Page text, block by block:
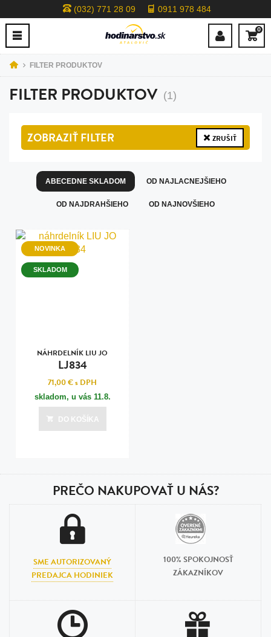
(032) 771 28 09 0911 978 484
0
FILTER PRODUKTOV
FILTER PRODUKTOV (1)
ZOBRAZIŤFILTER ZRUŠIŤ
ABECEDNE SKLADOM OD NAJLACNEJŠIEHO
OD NAJDRAHŠIEHO OD NAJNOVŠIEHO
NOVINKA
SKLADOM
NÁHRDELNÍK LIU JO
LJ834
71,00 €s DPH
skladom, u vás 11.8.
DO KOŠÍKA
PREČO NAKUPOVAŤ U NÁS?
SME AUTORIZOVANÝ
PREDAJCA HODINIEK
100% SPOKOJNOSŤ
ZÁKAZNÍKOV